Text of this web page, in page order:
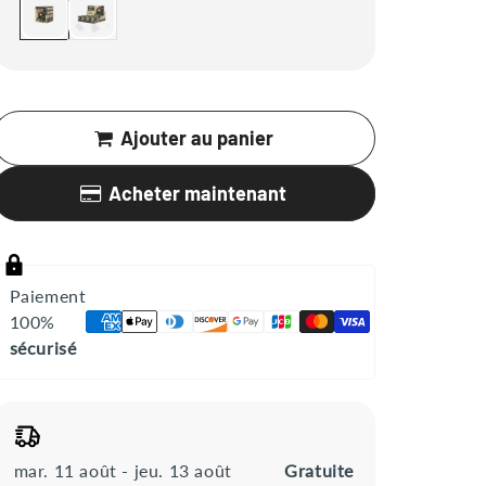
Ajouter au panier
Acheter maintenant
Paiement
100%
sécurisé
mar. 11 août - jeu. 13 août Gratuite